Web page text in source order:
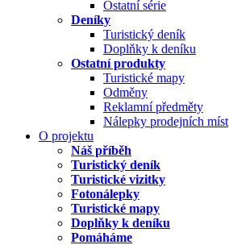
Ostatní série
Deníky
Turistický deník
Doplňky k deníku
Ostatní produkty
Turistické mapy
Odměny
Reklamní předměty
Nálepky prodejních míst
O projektu
Náš příběh
Turistický deník
Turistické vizitky
Fotonálepky
Turistické mapy
Doplňky k deníku
Pomáháme